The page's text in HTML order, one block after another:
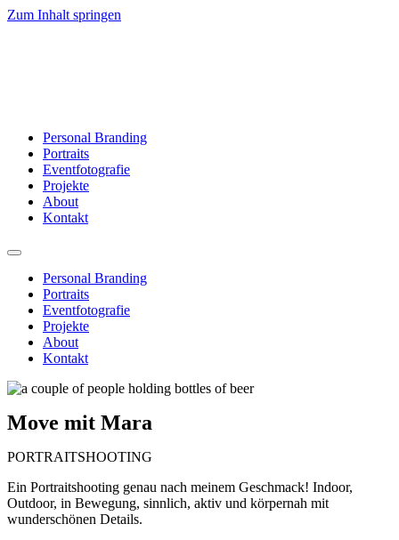
Zum Inhalt springen
Personal Branding
Portraits
Eventfotografie
Projekte
About
Kontakt
Personal Branding
Portraits
Eventfotografie
Projekte
About
Kontakt
Move mit Mara
PORTRAITSHOOTING
Ein Portraitshooting genau nach meinem Geschmack! Indoor,
Outdoor, in Bewegung, sinnlich, aktiv und körpernah mit
wunderschönen Details.